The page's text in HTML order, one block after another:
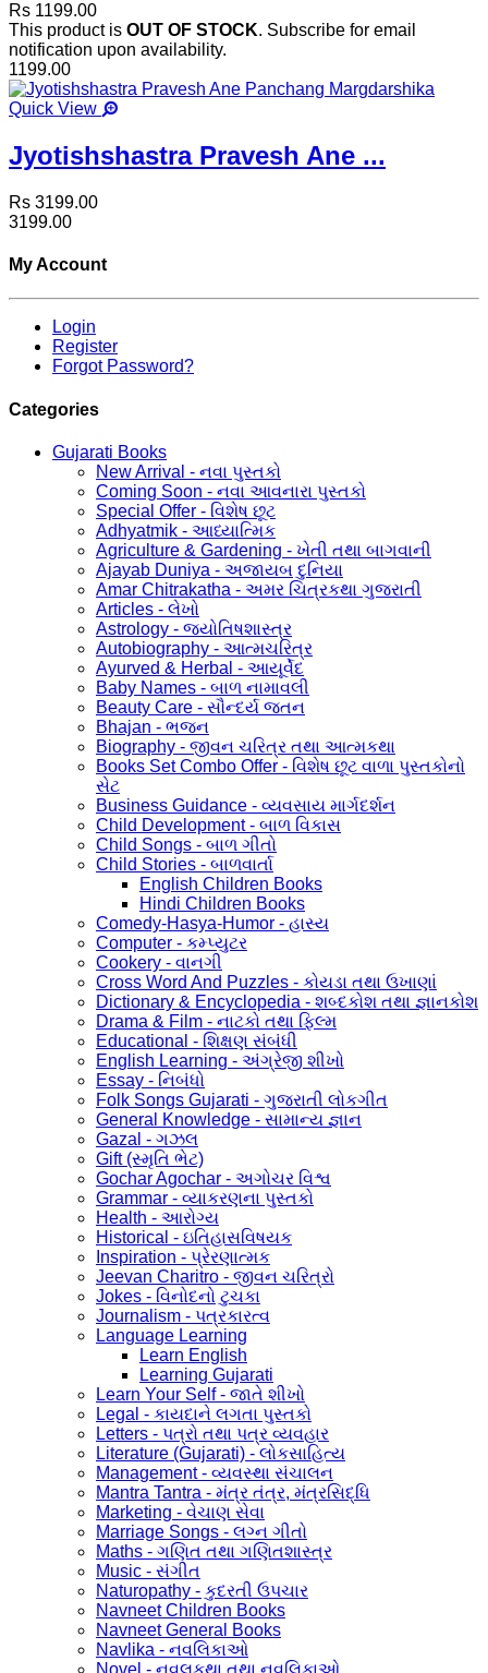
Rs 1199.00
This product is OUT OF STOCK. Subscribe for email
notification upon availability.
1199.00
Quick View
Jyotishshastra Pravesh Ane ...
Rs 3199.00
3199.00
My Account
Login
Register
Forgot Password?
Categories
Gujarati Books
New Arrival - નવા પુસ્તકો
Coming Soon - નવા આવનારા પુસ્તકો
Special Offer - વિશેષ છૂટ
Adhyatmik - આધ્યાત્મિક
Agriculture & Gardening - ખેતી તથા બાગવાની
Ajayab Duniya - અજાયબ દુનિયા
Amar Chitrakatha - અમર ચિત્રકથા ગુજરાતી
Articles - લેખો
Astrology - જ્યોતિષશાસ્ત્ર
Autobiography - આત્મચરિત્ર
Ayurved & Herbal - આયૂર્વેદ
Baby Names - બાળ નામાવલી
Beauty Care - સૌન્દર્ય જતન
Bhajan - ભજન
Biography - જીવન ચરિત્ર તથા આત્મકથા
Books Set Combo Offer - વિશેષ છૂટ વાળા પુસ્તકોનો
સેટ
Business Guidance - વ્યવસાય માર્ગદર્શન
Child Development - બાળ વિકાસ
Child Songs - બાળ ગીતો
Child Stories - બાળવાર્તા
English Children Books
Hindi Children Books
Comedy-Hasya-Humor - હાસ્ય
Computer - કમ્પ્યુટર
Cookery - વાનગી
Cross Word And Puzzles - કોયડા તથા ઉખાણાં
Dictionary & Encyclopedia - શબ્દકોશ તથા જ્ઞાનકોશ
Drama & Film - નાટકો તથા ફિલ્મ
Educational - શિક્ષણ સંબંધી
English Learning - અંગ્રેજી શીખો
Essay - નિબંધો
Folk Songs Gujarati - ગુજરાતી લોકગીત
General Knowledge - સામાન્ય જ્ઞાન
Gazal - ગઝલ
Gift (સ્મૃતિ ભેટ)
Gochar Agochar - અગોચર વિશ્વ
Grammar - વ્યાકરણના પુસ્તકો
Health - આરોગ્ય
Historical - ઇતિહાસવિષયક
Inspiration - પ્રેરણાત્મક
Jeevan Charitro - જીવન ચરિત્રો
Jokes - વિનોદનો ટુચકા
Journalism - પત્રકારત્વ
Language Learning
Learn English
Learning Gujarati
Learn Your Self - જાતે શીખો
Legal - કાયદાને લગતા પુસ્તકો
Letters - પત્રો તથા પત્ર વ્યવહાર
Literature (Gujarati) - લોકસાહિત્ય
Management - વ્યવસ્થા સંચાલન
Mantra Tantra - મંત્ર તંત્ર, મંત્રસિદ્ધિ
Marketing - વેચાણ સેવા
Marriage Songs - લગ્ન ગીતો
Maths - ગણિત તથા ગણિતશાસ્ત્ર
Music - સંગીત
Naturopathy - કુદરતી ઉપચાર
Navneet Children Books
Navneet General Books
Navlika - નવલિકાઓ
Novel - નવલકથા તથા નવલિકાઓ